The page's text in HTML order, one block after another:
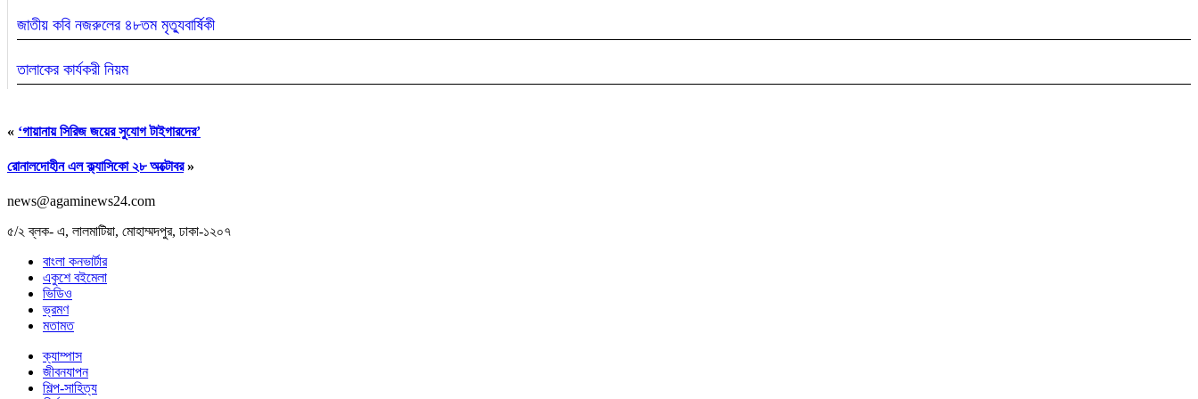
জাতীয় কবি নজরুলের ৪৮তম মৃত্যুবার্ষিকী
তালাকের কার্যকরী নিয়ম
জাতীয় চলচ্চিত্র পুরস্কারের জন্য ছবি আহ্বান
« ‘গায়ানায় সিরিজ জয়ের সুযোগ টাইগারদের’
রোনালদোহীন এল ক্ল্যাসিকো ২৮ অক্টোবর»
news@agaminews24.com
৫/২ ব্লক- এ, লালমাটিয়া, মোহাম্মদপুর, ঢাকা-১২০৭
বাংলা কনভার্টার
একুশে বইমেলা
ভিডিও
ভ্রমণ
মতামত
ক্যাম্পাস
জীবনযাপন
শিল্প-সাহিত্য